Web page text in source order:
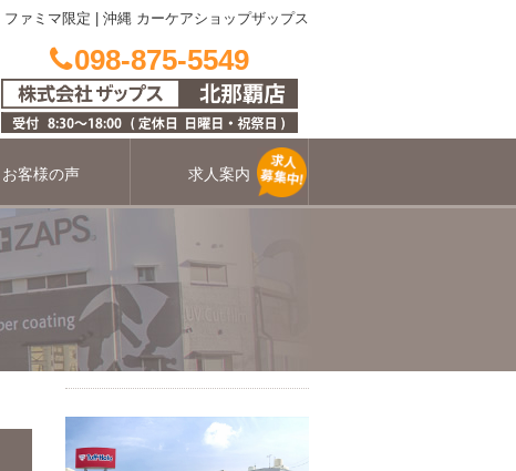
ファミマ限定 沖縄 カーケアショップザップス
098-875-5549
お客様の声 求人案内